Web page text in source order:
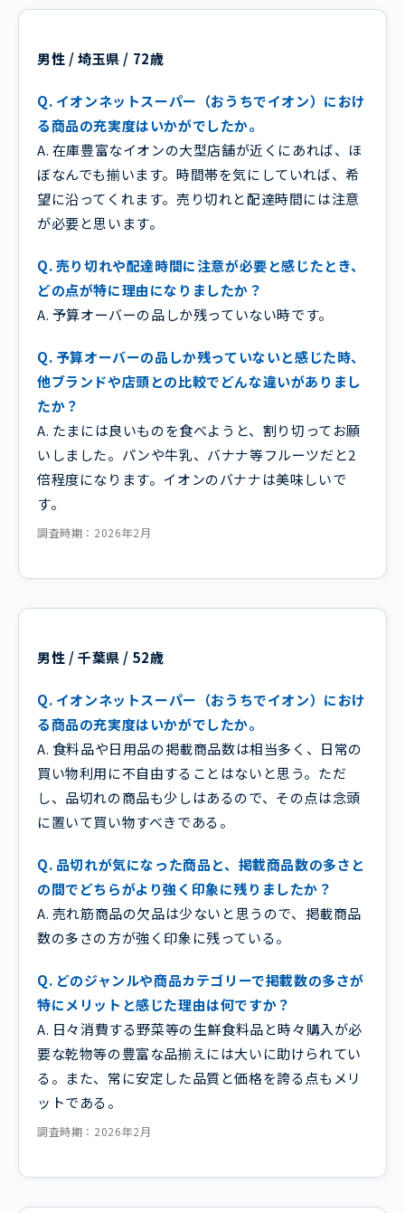
男性 / 埼玉県 / 72歳
Q. イオンネットスーパー（おうちでイオン）におけ
る商品の充実度はいかがでしたか。
A. 在庫豊富なイオンの大型店舗が近くにあれば、ほ
ぼなんでも揃います。時間帯を気にしていれば、希
望に沿ってくれます。売り切れと配達時間には注意
が必要と思います。
Q. 売り切れや配達時間に注意が必要と感じたとき、
どの点が特に理由になりましたか？
A. 予算オーバーの品しか残っていない時です。
Q. 予算オーバーの品しか残っていないと感じた時、
他ブランドや店頭との比較でどんな違いがありまし
たか？
A. たまには良いものを食べようと、割り切ってお願
いしました。パンや牛乳、バナナ等フルーツだと2
倍程度になります。イオンのバナナは美味しいで
す。
調査時期：2026年2月
男性 / 千葉県 / 52歳
Q. イオンネットスーパー（おうちでイオン）におけ
る商品の充実度はいかがでしたか。
A. 食料品や日用品の掲載商品数は相当多く、日常の
買い物利用に不自由することはないと思う。ただ
し、品切れの商品も少しはあるので、その点は念頭
に置いて買い物すべきである。
Q. 品切れが気になった商品と、掲載商品数の多さと
の間でどちらがより強く印象に残りましたか？
A. 売れ筋商品の欠品は少ないと思うので、掲載商品
数の多さの方が強く印象に残っている。
Q. どのジャンルや商品カテゴリーで掲載数の多さが
特にメリットと感じた理由は何ですか？
A. 日々消費する野菜等の生鮮食料品と時々購入が必
要な乾物等の豊富な品揃えには大いに助けられてい
る。また、常に安定した品質と価格を誇る点もメリ
ットである。
調査時期：2026年2月